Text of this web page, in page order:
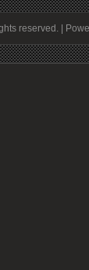
reserved. |